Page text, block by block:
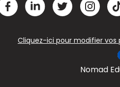
Cliquez-ici pour modifier
Nomad